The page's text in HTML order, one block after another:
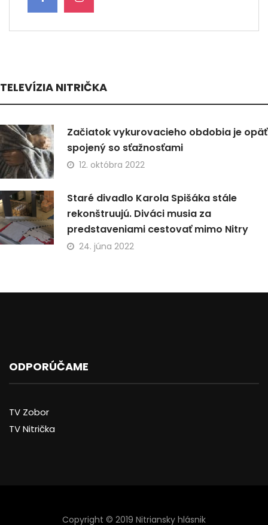
TELEVÍZIA NITRIČKA
Začiatok vykurovacieho obdobia je opäť
spojený so sťažnosťami
12. októbra 2022
Staré divadlo Karola Spišáka stále
rekonštruujú. Diváci musia za
predstaveniami cestovať mimo Nitry
24. júna 2022
ODPORÚČAME
TV Zobor
TV Nitrička
Copyright © 2019 Nitriansky hlásnik